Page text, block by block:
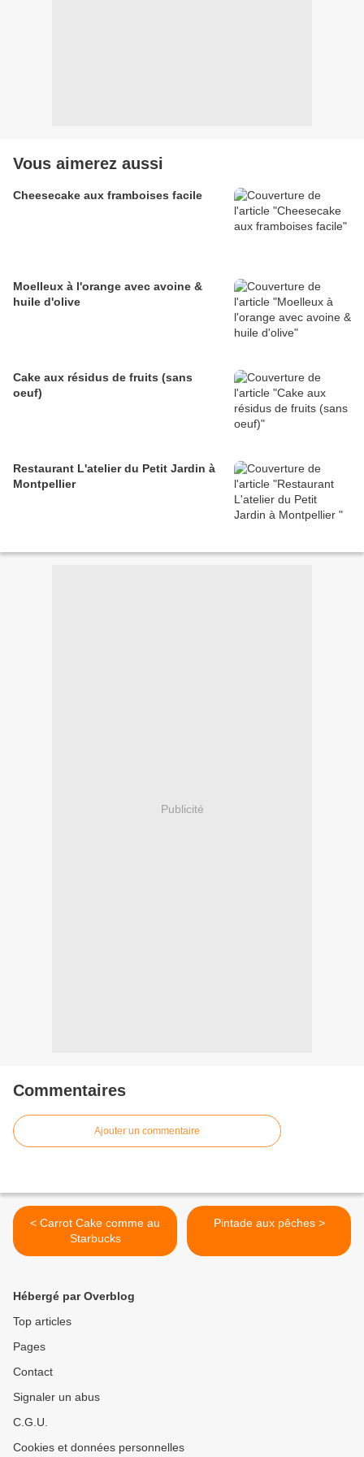
Vous aimerez aussi
Cheesecake aux framboises facile
Moelleux à l'orange avec avoine &
huile d'olive
Cake aux résidus de fruits (sans
oeuf)
Restaurant L'atelier du Petit Jardin à
Montpellier
Publicité
Commentaires
Ajouter un commentaire
< Carrot Cake comme au
Starbucks
Pintade aux pêches >
Hébergé par Overblog
Top articles
Pages
Contact
Signaler un abus
C.G.U.
Cookies et données personnelles